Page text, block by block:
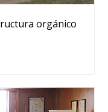
orgánico